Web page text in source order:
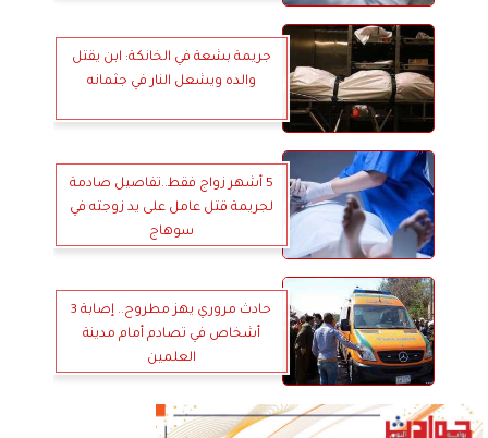
جريمة بشعة في الخانكة: ابن يقتل
والده ويشعل النار في جثمانه
5 أشهر زواج فقط..تفاصيل صادمة
لجريمة قتل عامل على يد زوجته في
سوهاج
حادث مروري يهز مطروح.. إصابة 3
أشخاص في تصادم أمام مدينة
العلمين